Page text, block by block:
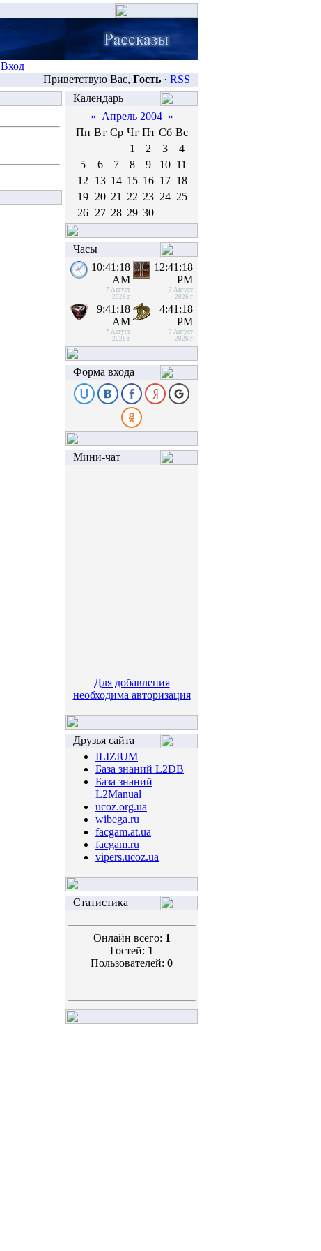
Вход
Приветствую Вас, Гость · RSS
Календарь
« Апрель 2004 »
Пн Вт Ср Чт Пт Сб Вс
1
2 3
4
5
6 7 8 9 10 11
12
13 14 15 16 17 18
19 20 21 22 23 24 25
26 27 28 29 30
Часы
10:41:18
AM
7 Август
2026 г
12:41:18
PM
7 Август
2026 г
9:41:18
AM
7 Август
2026 г
4:41:18
PM
7 Август
2026 г
Форма входа
Мини-чат
Для добавления
необходима авторизация
Друзья сайта
ILIZIUM
База знаний L2DB
База знаний
L2Manual
ucoz.org.ua
wibega.ru
facgam.at.ua
facgam.ru
vipers.ucoz.ua
Статистика
Онлайн всего: 1
Гостей: 1
Пользователей: 0